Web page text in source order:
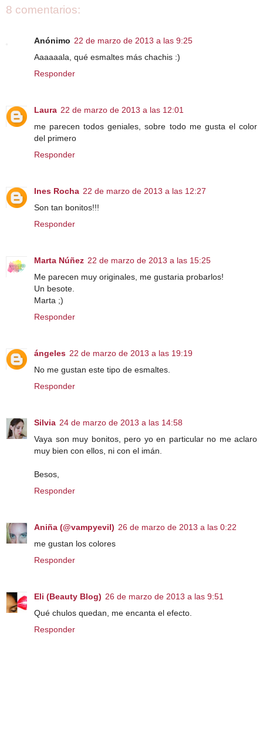
8 comentarios:
Anónimo 22 de marzo de 2013 a las 9:25
Aaaaaala, qué esmaltes más chachis :)
Responder
Laura 22 de marzo de 2013 a las 12:01
me parecen todos geniales, sobre todo me gusta el color
del primero
Responder
Ines Rocha 22 de marzo de 2013 a las 12:27
Son tan bonitos!!!
Responder
Marta Núñez 22 de marzo de 2013 a las 15:25
Me parecen muy originales, me gustaria probarlos!
Un besote.
Marta ;)
Responder
ángeles 22 de marzo de 2013 a las 19:19
No me gustan este tipo de esmaltes.
Responder
Silvia 24 de marzo de 2013 a las 14:58
Vaya son muy bonitos, pero yo en particular no me aclaro
muy bien con ellos, ni con el imán.
Besos,
Responder
Aniña (@vampyevil) 26 de marzo de 2013 a las 0:22
me gustan los colores
Responder
Eli (Beauty Blog) 26 de marzo de 2013 a las 9:51
Qué chulos quedan, me encanta el efecto.
Responder